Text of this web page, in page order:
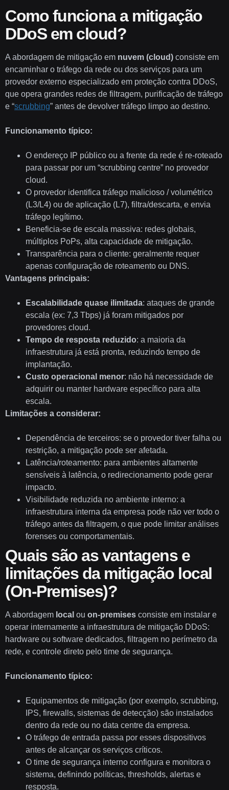
Como funciona a mitigação
DDoS em cloud?
A abordagem de mitigação em nuvem (cloud) consiste em
encaminhar o tráfego da rede ou dos serviços para um
provedor externo especializado em proteção contra DDoS,
que opera grandes redes de filtragem, purificação de tráfego
e “scrubbing” antes de devolver tráfego limpo ao destino.
Funcionamento típico:
O endereço IP público ou a frente da rede é re-roteado
para passar por um “scrubbing centre” no provedor
cloud.
O provedor identifica tráfego malicioso / volumétrico
(L3/L4) ou de aplicação (L7), filtra/descarta, e envia
tráfego legítimo.
Beneficia-se de escala massiva: redes globais,
múltiplos PoPs, alta capacidade de mitigação.
Transparência para o cliente: geralmente requer
apenas configuração de roteamento ou DNS.
Vantagens principais:
Escalabilidade quase ilimitada: ataques de grande
escala (ex: 7,3 Tbps) já foram mitigados por
provedores cloud.
Tempo de resposta reduzido: a maioria da
infraestrutura já está pronta, reduzindo tempo de
implantação.
Custo operacional menor: não há necessidade de
adquirir ou manter hardware específico para alta
escala.
Limitações a considerar:
Dependência de terceiros: se o provedor tiver falha ou
restrição, a mitigação pode ser afetada.
Latência/roteamento: para ambientes altamente
sensíveis à latência, o redirecionamento pode gerar
impacto.
Visibilidade reduzida no ambiente interno: a
infraestrutura interna da empresa pode não ver todo o
tráfego antes da filtragem, o que pode limitar análises
forenses ou comportamentais.
Quais são as vantagens e
limitações da mitigação local
(On-Premises)?
A abordagem local ou on-premises consiste em instalar e
operar internamente a infraestrutura de mitigação DDoS:
hardware ou software dedicados, filtragem no perímetro da
rede, e controle direto pelo time de segurança.
Funcionamento típico:
Equipamentos de mitigação (por exemplo, scrubbing,
IPS, firewalls, sistemas de detecção) são instalados
dentro da rede ou no data centre da empresa.
O tráfego de entrada passa por esses dispositivos
antes de alcançar os serviços críticos.
O time de segurança interno configura e monitora o
sistema, definindo políticas, thresholds, alertas e
resposta.